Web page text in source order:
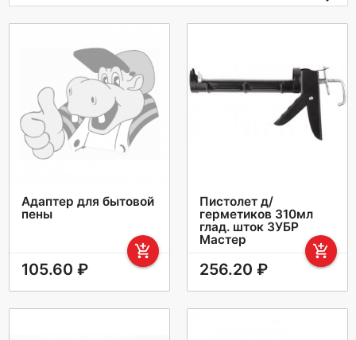
Адаптер для бытовой
пены
add_shopping_cart
105.60 ₽
Пистолет д/
герметиков 310мл
глад. шток ЗУБР
Мастер
add_shopping_cart
256.20 ₽